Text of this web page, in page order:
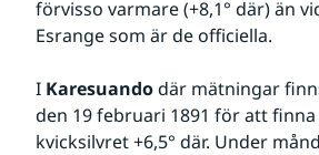
förvisso varmare (+8,1° där) än
Esrange som är de officiella.
I Karesuando där mätningar
den 19 februari 1891 för att
kvicksilvret +6,5° där. Under